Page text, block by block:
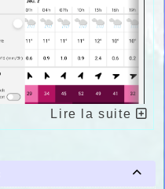

Lire la suite